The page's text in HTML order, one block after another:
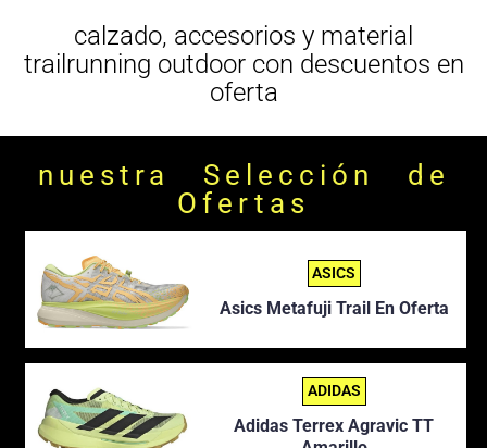
calzado, accesorios y material
trailrunning outdoor con descuentos en
oferta
nuestra Selección de
Ofertas
ASICS
Asics Metafuji Trail En Oferta
ADIDAS
Adidas Terrex Agravic TT